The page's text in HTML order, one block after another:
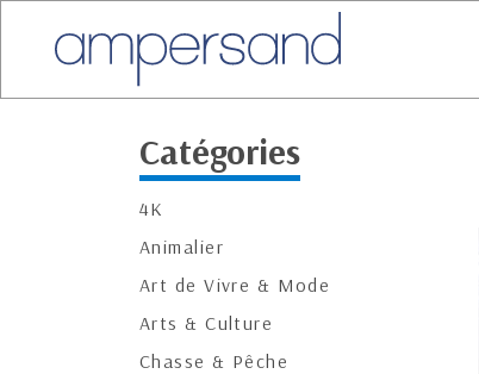
Catégories
4K
Animalier
Art de Vivre & Mode
Arts & Culture
Chasse & Pêche